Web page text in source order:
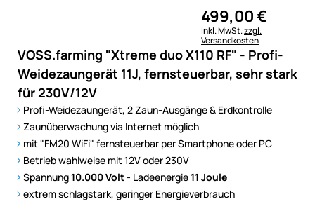
VOSS.farming "Xtreme duo X110 RF" - Profi-
Weidezaungerät 11J, fernsteuerbar, sehr stark
für 230V/12V
Profi-Weidezaungerät, 2 Zaun-Ausgänge & Erdkontrolle
Zaunüberwachung via Internet möglich
mit "FM20 WiFi" fernsteuerbar per Smartphone oder PC
Betrieb wahlweise mit 12V oder 230V
Spannung10.000 Volt- Ladeenergie11 Joule
extrem schlagstark, geringer Energieverbrauch
499,00€
Steuerhinweis:
inkl. MwSt.zzgl.
Versandkosten